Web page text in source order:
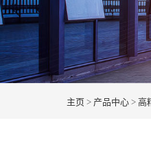
主页 > 产品中心 > 高